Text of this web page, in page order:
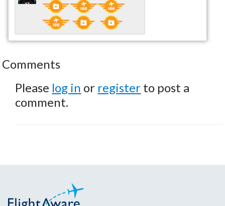
Comments
Please log in or register to post a
comment.